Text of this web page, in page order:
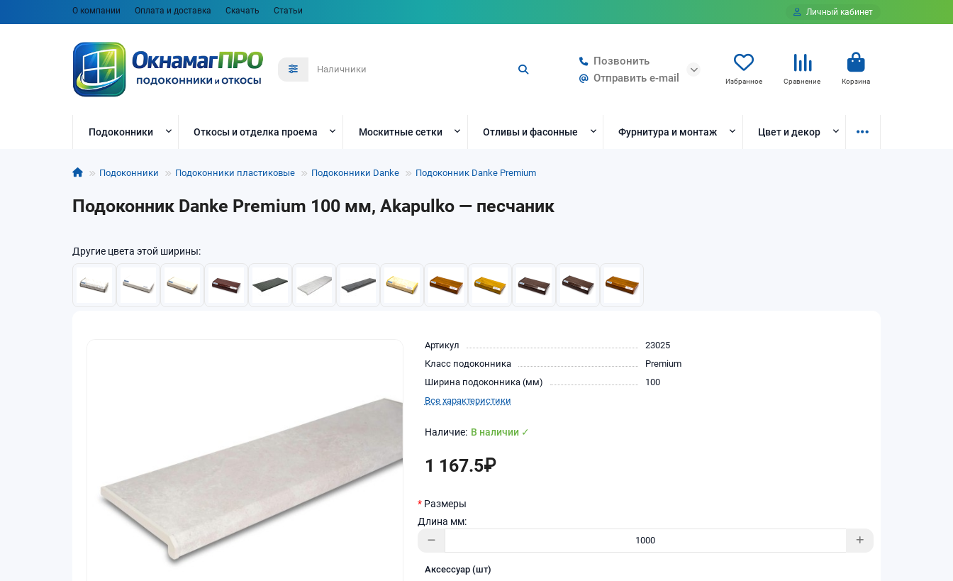
О компании Оплата и доставка Скачать Статьи Личный кабинет
Позвонить
Отправить e-mail
Избранное Сравнение Корзина
Подоконники Откосы и отделка проема Москитные сетки Отливы и фасонные Фурнитура и монтаж Цвет и декор
Подоконники Подоконники пластиковые Подоконники Danke Подоконник Danke Premium
Подоконник Danke Premium 100 мм, Akapulko — песчаник
Другие цвета этой ширины:
Артикул
23025
Класс подоконника
Premium
Ширина подоконника (мм)
100
Все характеристики
В наличии ✓
1 167.5₽
Размеры
Длина мм:
Аксессуар (шт)